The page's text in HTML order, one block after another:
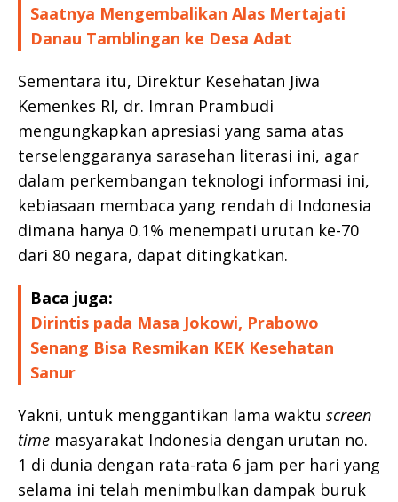
Saatnya Mengembalikan Alas Mertajati
Danau Tamblingan ke Desa Adat
Sementara itu, Direktur Kesehatan Jiwa
Kemenkes RI, dr. Imran Prambudi
mengungkapkan apresiasi yang sama atas
terselenggaranya sarasehan literasi ini, agar
dalam perkembangan teknologi informasi ini,
kebiasaan membaca yang rendah di Indonesia
dimana hanya 0.1% menempati urutan ke-70
dari 80 negara, dapat ditingkatkan.
Baca juga:
Dirintis pada Masa Jokowi, Prabowo
Senang Bisa Resmikan KEK Kesehatan
Sanur
Yakni, untuk menggantikan lama waktu screen
time masyarakat Indonesia dengan urutan no.
1 di dunia dengan rata-rata 6 jam per hari yang
selama ini telah menimbulkan dampak buruk